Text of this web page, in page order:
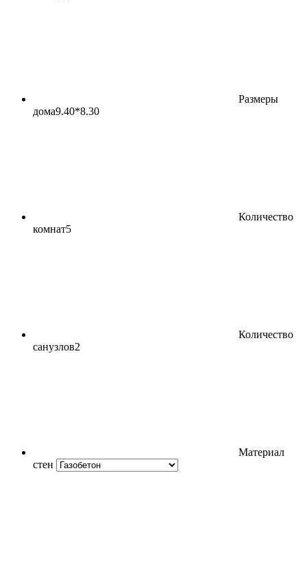
Размеры
дома9.40*8.30
Количество
комнат5
Количество
санузлов2
Материал
стен